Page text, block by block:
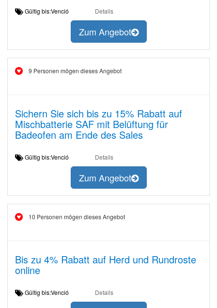
Gültig bis:Venció Details
Zum Angebot
9 Personen mögen dieses Angebot
Sichern Sie sich bis zu 15% Rabatt auf
Mischbatterie SAF mit Belüftung für
Badeofen am Ende des Sales
Gültig bis:Venció Details
Zum Angebot
10 Personen mögen dieses Angebot
Bis zu 4% Rabatt auf Herd und Rundroste
online
Gültig bis:Venció Details